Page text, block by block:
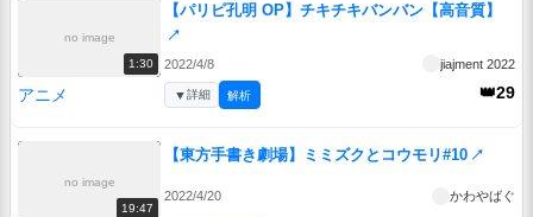
no image
1:30
【パリピ孔明 OP】チキチキバンバン【高音質】
↗
2022/4/8 jiajment 2022
アニメ 👑29
▼詳細 解析
no image
19:47
【東方手書き劇場】ミミズクとコウモリ#10 ↗
2022/4/20 かわやばぐ